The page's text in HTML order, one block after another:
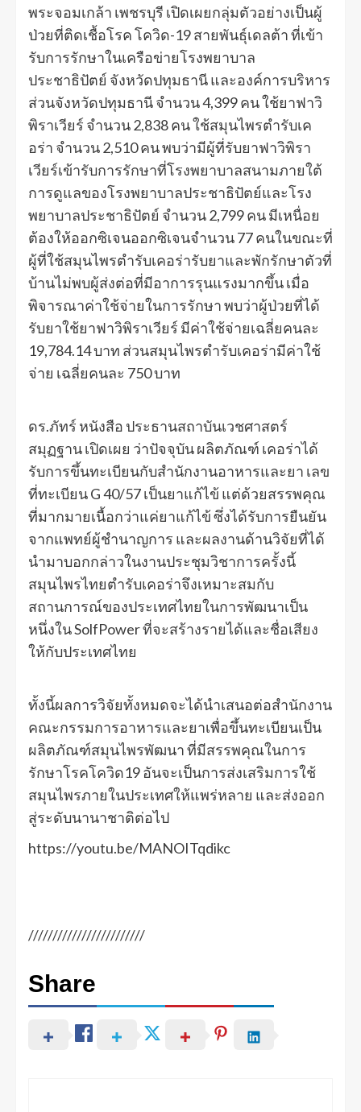
พระจอมเกล้า เพชรบุรี เปิดเผยกลุ่มตัวอย่างเป็นผู้
ป่วยที่ติดเชื้อโรค โควิด-19 สายพันธุ์เดลต้า ที่เข้า
รับการรักษาในเครือข่ายโรงพยาบาล
ประชาธิปัตย์ จังหวัดปทุมธานี และองค์การบริหาร
ส่วนจังหวัดปทุมธานี จำนวน 4,399 คน ใช้ยาฟาวิ
พิราเวียร์ จำนวน 2,838 คน ใช้สมุนไพรตำรับเค
อร่า จำนวน 2,510 คน พบว่ามีผู้ที่รับยาฟาวิพิรา
เวียร์เข้ารับการรักษาที่โรงพยาบาลสนามภายใต้
การดูแลของโรงพยาบาลประชาธิปัตย์และโรง
พยาบาลประชาธิปัตย์ จำนวน 2,799 คน มีเหนื่อย
ต้องให้ออกซิเจนออกซิเจนจำนวน 77 คนในขณะที่
ผู้ที่ใช้สมุนไพรตำรับเคอร่ารับยาและพักรักษาตัวที่
บ้านไม่พบผู้ส่งต่อที่มีอาการรุนแรงมากขึ้น เมื่อ
พิจารณาค่าใช้จ่ายในการรักษา พบว่าผู้ป่วยที่ได้
รับยาใช้ยาฟาวิพิราเวียร์ มีค่าใช้จ่ายเฉลี่ยคนละ
19,784.14 บาท ส่วนสมุนไพรตำรับเคอร่ามีค่าใช้
จ่าย เฉลี่ยคนละ 750 บาท
ดร.ภัทร์ หนังสือ ประธานสถาบันเวชศาสตร์
สมุฏฐาน เปิดเผย ว่าปัจจุบัน ผลิตภัณฑ์ เคอร่าได้
รับการขึ้นทะเบียนกับสำนักงานอาหารและยา เลข
ที่ทะเบียน G 40/57 เป็นยาแก้ไข้ แต่ด้วยสรรพคุณ
ที่มากมายเนื้อกว่าแค่ยาแก้ไข้ ซึ่งได้รับการยืนยัน
จากแพทย์ผู้ชำนาญการ และผลงานด้านวิจัยที่ได้
นำมาบอกกล่าวในงานประชุมวิชาการครั้งนี้
สมุนไพรไทยตำรับเคอร่าจึงเหมาะสมกับ
สถานการณ์ของประเทศไทยในการพัฒนาเป็น
หนึ่งใน SolfPower ที่จะสร้างรายได้และชื่อเสียง
ให้กับประเทศไทย
ทั้งนี้ผลการวิจัยทั้งหมดจะได้นำเสนอต่อสำนักงาน
คณะกรรมการอาหารและยาเพื่อขึ้นทะเบียนเป็น
ผลิตภัณฑ์สมุนไพรพัฒนา ที่มีสรรพคุณในการ
รักษาโรคโควิด19 อันจะเป็นการส่งเสริมการใช้
สมุนไพรภายในประเทศให้แพร่หลาย และส่งออก
สู่ระดับนานาชาติต่อไป
https://youtu.be/MANOITqdikc
////////////////////////
Share